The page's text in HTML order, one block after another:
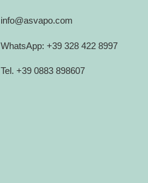
info@asvapo.com
WhatsApp: +39 328 422 8997
Tel. +39 0883 898607